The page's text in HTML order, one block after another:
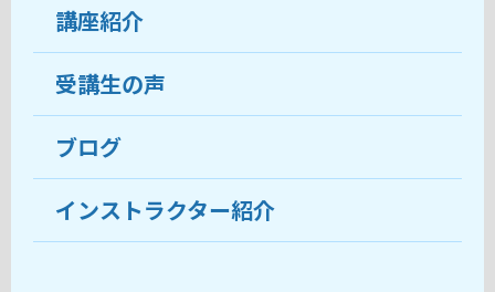
受講生の声
おすすめ・人気の講座
目的から講座を探す
教室ブログ
ココがおすすめ
料金
受講までの流れ
よくあるご質問
講座紹介
受講生の声
ブログ
インストラクター紹介